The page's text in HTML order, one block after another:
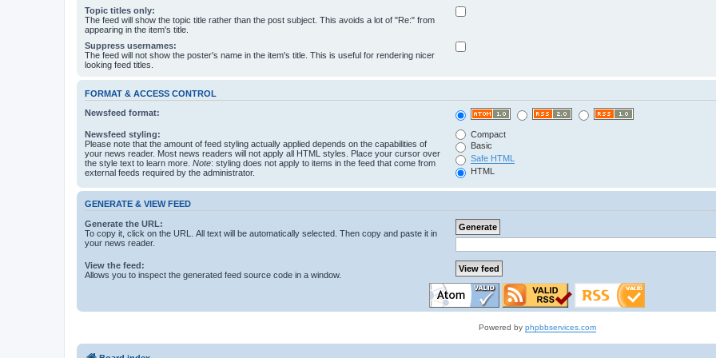
Topic titles only:
The feed will show the topic title rather than the post subject. This avoids a lot of "Re:" from
appearing in the item's title.
Suppress usernames:
The feed will not show the poster's name in the item's title. This is useful for rendering nicer
looking feed titles.
FORMAT & ACCESS CONTROL
Newsfeed format:
Newsfeed styling:
Please note that the amount of feed styling actually applied depends on the capabilities of
your news reader. Most news readers will not apply all HTML styles. Place your cursor over
the style text to learn more. Note: styling does not apply to items in the feed that come from
external feeds required by the administrator.
Compact
Basic
Safe HTML
HTML
GENERATE & VIEW FEED
Generate the URL:
To copy it, click on the URL. All text will be automatically selected. Then copy and paste it in
your news reader.
View the feed:
Allows you to inspect the generated feed source code in a window.
Powered by phpbbservices.com